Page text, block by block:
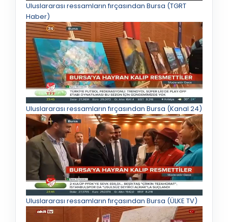
Uluslararası ressamların fırçasından Bursa (TGRT
Haber)
Uluslararası ressamların fırçasından Bursa (Kanal 24)
Uluslararası ressamların fırçasından Bursa (ÜLKE TV)